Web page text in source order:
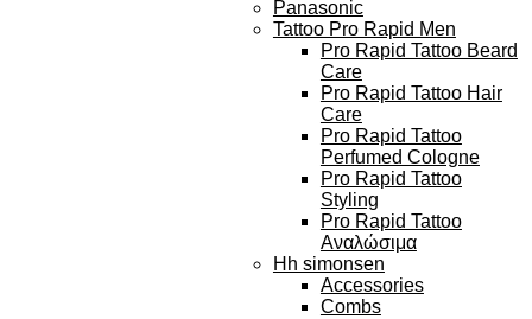
Panasonic
Tattoo Pro Rapid Men
Pro Rapid Tattoo Beard
Care
Pro Rapid Tattoo Hair
Care
Pro Rapid Tattoo
Perfumed Cologne
Pro Rapid Tattoo
Styling
Pro Rapid Tattoo
Αναλώσιμα
Hh simonsen
Accessories
Combs